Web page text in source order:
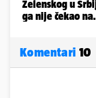
Komentari 10